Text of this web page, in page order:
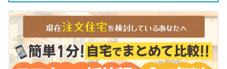
紀和クリニック
住所:
小林医院
住所:和歌山県橋本市橋本２丁目２−１６ 内科 小林医院 マ